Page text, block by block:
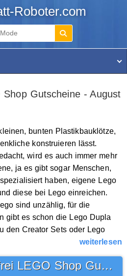
Roboter.com
Shop Gutscheine - August
bunten Plastikbauklötze,
konstruieren lässt.
wird es auch immer mehr
ja es gibt sogar Menschen,
haben, eigene Lego
diese bei Lego einreichen.
sind unzählig, für die
gibt es schon die Lego Dupla
den Creator Sets oder Lego
weiterlesen
Versandkostenfrei LEGO Shop Gutschein